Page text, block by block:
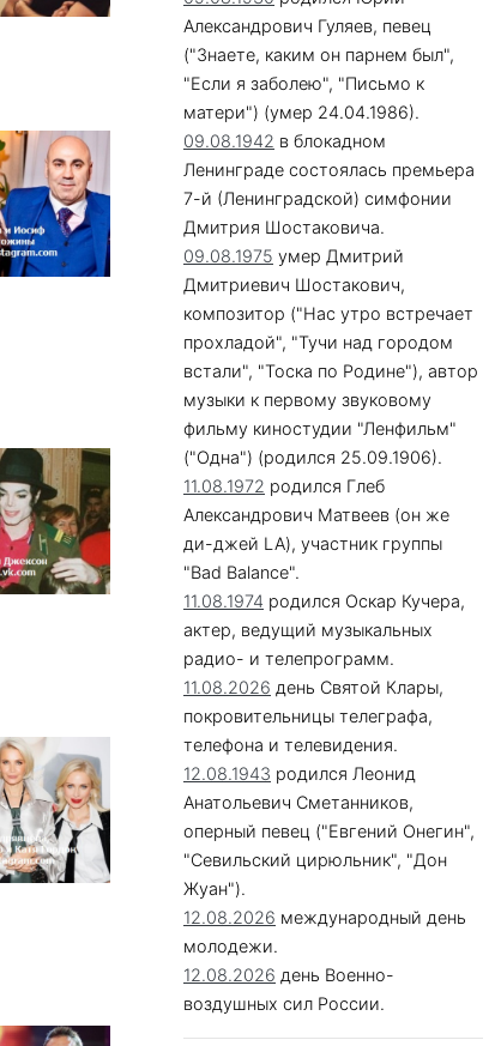
Александрович Гуляев, певец
("Знаете, каким он парнем был",
"Если я заболею", "Письмо к
матери") (умер 24.04.1986).
09.08.1942 в блокадном
Ленинграде состоялась премьера
7-й (Ленинградской) симфонии
Дмитрия Шостаковича.
09.08.1975 умер Дмитрий
Дмитриевич Шостакович,
композитор ("Нас утро встречает
прохладой", "Тучи над городом
встали", "Тоска по Родине"), автор
музыки к первому звуковому
фильму киностудии "Ленфильм"
("Одна") (родился 25.09.1906).
11.08.1972 родился Глеб
Александрович Матвеев (он же
ди-джей LA), участник группы
"Bad Balance".
11.08.1974 родился Оскар Кучера,
актер, ведущий музыкальных
радио- и телепрограмм.
11.08.2026 день Святой Клары,
покровительницы телеграфа,
телефона и телевидения.
12.08.1943 родился Леонид
Анатольевич Сметанников,
оперный певец ("Евгений Онегин",
"Севильский цирюльник", "Дон
Жуан").
12.08.2026 международный день
молодежи.
12.08.2026 день Военно-
воздушных сил России.